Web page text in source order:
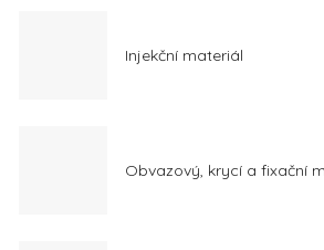
Injekční materiál
Obvazový, krycí a fixační